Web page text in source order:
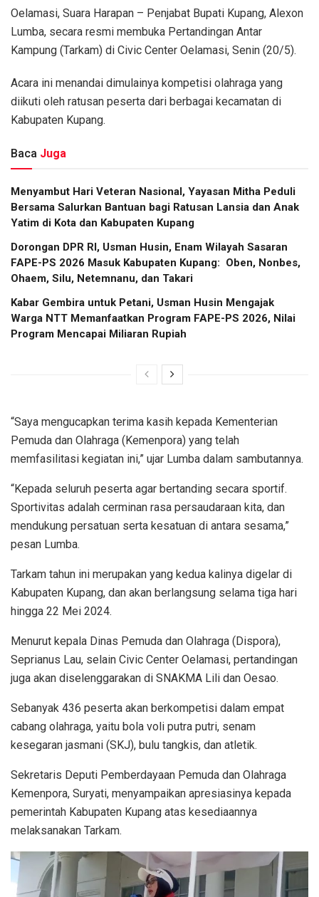
Oelamasi, Suara Harapan – Penjabat Bupati Kupang, Alexon
Lumba, secara resmi membuka Pertandingan Antar
Kampung (Tarkam) di Civic Center Oelamasi, Senin (20/5).
Acara ini menandai dimulainya kompetisi olahraga yang
diikuti oleh ratusan peserta dari berbagai kecamatan di
Kabupaten Kupang.
Baca Juga
​Menyambut Hari Veteran Nasional, Yayasan Mitha Peduli
Bersama Salurkan Bantuan bagi Ratusan Lansia dan Anak
Yatim di Kota dan Kabupaten Kupang
Dorongan DPR RI, Usman Husin, Enam Wilayah Sasaran
FAPE-PS 2026 Masuk Kabupaten Kupang: Oben, Nonbes,
Ohaem, Silu, Netemnanu, dan Takari
Kabar Gembira untuk Petani, Usman Husin Mengajak
Warga NTT Memanfaatkan Program FAPE-PS 2026, Nilai
Program Mencapai Miliaran Rupiah
“Saya mengucapkan terima kasih kepada Kementerian
Pemuda dan Olahraga (Kemenpora) yang telah
memfasilitasi kegiatan ini,” ujar Lumba dalam sambutannya.
“Kepada seluruh peserta agar bertanding secara sportif.
Sportivitas adalah cerminan rasa persaudaraan kita, dan
mendukung persatuan serta kesatuan di antara sesama,”
pesan Lumba.
Tarkam tahun ini merupakan yang kedua kalinya digelar di
Kabupaten Kupang, dan akan berlangsung selama tiga hari
hingga 22 Mei 2024.
Menurut kepala Dinas Pemuda dan Olahraga (Dispora),
Seprianus Lau, selain Civic Center Oelamasi, pertandingan
juga akan diselenggarakan di SNAKMA Lili dan Oesao.
Sebanyak 436 peserta akan berkompetisi dalam empat
cabang olahraga, yaitu bola voli putra putri, senam
kesegaran jasmani (SKJ), bulu tangkis, dan atletik.
Sekretaris Deputi Pemberdayaan Pemuda dan Olahraga
Kemenpora, Suryati, menyampaikan apresiasinya kepada
pemerintah Kabupaten Kupang atas kesediaannya
melaksanakan Tarkam.